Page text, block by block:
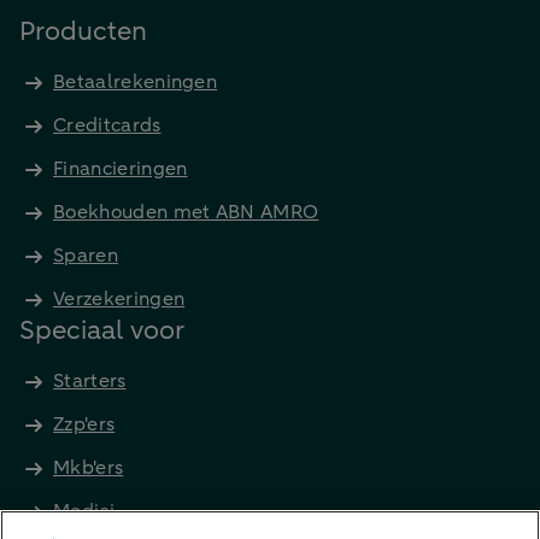
Producten
Betaalrekeningen
Creditcards
Financieringen
Boekhouden met ABN AMRO
Sparen
Verzekeringen
Speciaal voor
Starters
Zzp'ers
Mkb'ers
Medici